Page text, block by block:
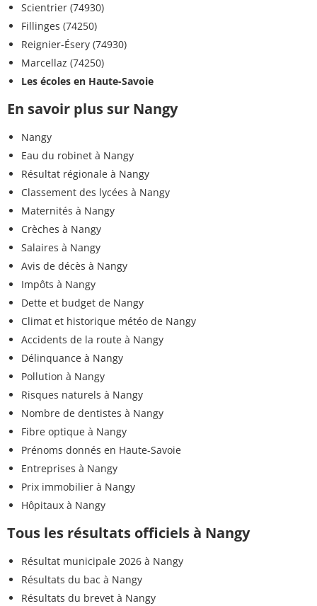
Scientrier (74930)
Fillinges (74250)
Reignier-Ésery (74930)
Marcellaz (74250)
Les écoles en Haute-Savoie
En savoir plus sur Nangy
Nangy
Eau du robinet à Nangy
Résultat régionale à Nangy
Classement des lycées à Nangy
Maternités à Nangy
Crèches à Nangy
Salaires à Nangy
Avis de décès à Nangy
Impôts à Nangy
Dette et budget de Nangy
Climat et historique météo de Nangy
Accidents de la route à Nangy
Délinquance à Nangy
Pollution à Nangy
Risques naturels à Nangy
Nombre de dentistes à Nangy
Fibre optique à Nangy
Prénoms donnés en Haute-Savoie
Entreprises à Nangy
Prix immobilier à Nangy
Hôpitaux à Nangy
Tous les résultats officiels à Nangy
Résultat municipale 2026 à Nangy
Résultats du bac à Nangy
Résultats du brevet à Nangy